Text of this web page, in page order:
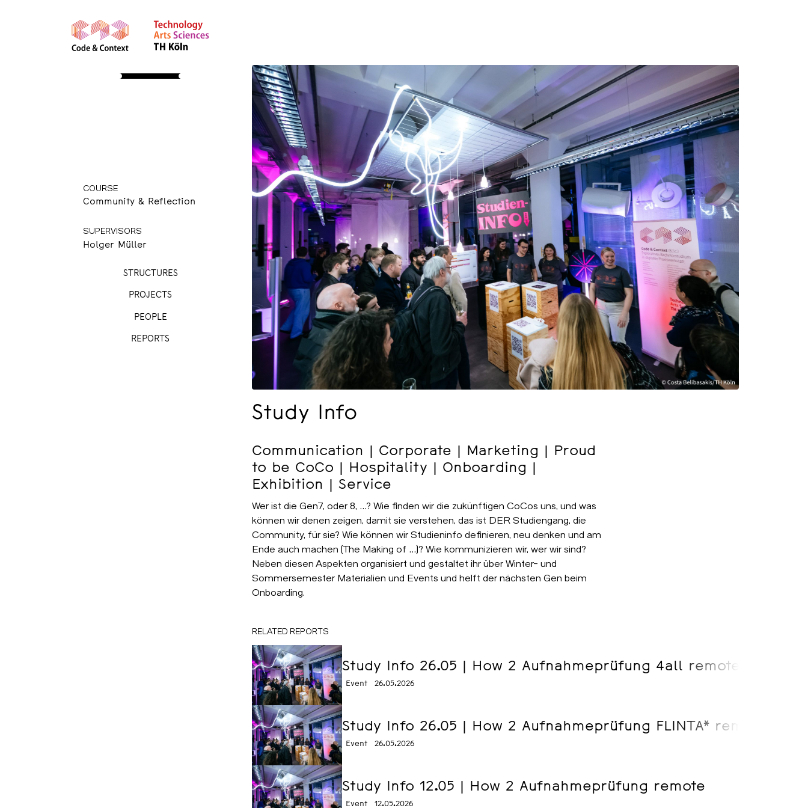
COURSE
Community & Reflection
SUPERVISORS
Holger Müller
STRUCTURES
PROJECTS
PEOPLE
REPORTS
Study Info
Communication | Corporate | Marketing | Proud
to be CoCo | Hospitality | Onboarding |
Exhibition | Service
Wer ist die Gen7, oder 8, …? Wie finden wir die zukünftigen CoCos uns, und was
können wir denen zeigen, damit sie verstehen, das ist DER Studiengang, die
Community, für sie? Wie können wir Studieninfo definieren, neu denken und am
Ende auch machen (The Making of …)? Wie kommunizieren wir, wer wir sind?
Neben diesen Aspekten organisiert und gestaltet ihr über Winter- und
Sommersemester Materialien und Events und helft der nächsten Gen beim
Onboarding.
RELATED REPORTS
Study Info 26.05 | How 2 Aufnahmeprüfung 4all remote
Event 26.05.2026
Study Info 26.05 | How 2 Aufnahmeprüfung FLINTA* remote
Event 26.05.2026
Study Info 12.05 | How 2 Aufnahmeprüfung remote
Event 12.05.2026